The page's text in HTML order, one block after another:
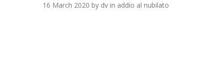
16 March 2020 by dv in addio al nubilato